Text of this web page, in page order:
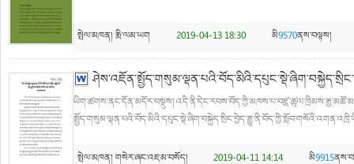
སྤེལ་མཁན། རྨི་ལམ་ཡག 2019-04-13 18:30 མི9570ནས་བལྟས།
ཡིག་ཚགས་ནང་དོན་མདོར་བསྡུས།
སྤེལ་མཁན། གསེར་ཞང་འཇམ་བསོད། 2019-04-11 14:14 མི9915